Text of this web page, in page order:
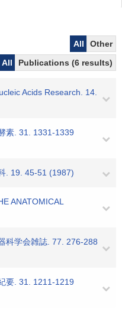
All
Other
All
Publications (6 results)
Acids Research. 14.
素. 31. 1331-1339
. 19. 45-51 (1987)
ANATOMICAL
科学会雑誌. 77. 276-288
要. 31. 1211-1219